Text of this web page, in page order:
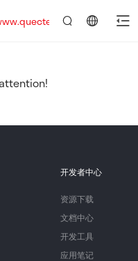
开发者中心
资源下载
文档中心
开发工具
应用笔记